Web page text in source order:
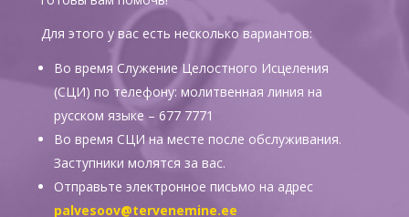
Для этого у вас есть несколько вариантов:
Во время Служение Целостного Исцеления
(СЦИ) по телефону: молитвенная линия на
русском языке – 677 7771
Во время СЦИ на месте после обслуживания.
Заступники молятся за вас.
Отправьте электронное письмо на адрес
palvesoov@tervenemine.ee